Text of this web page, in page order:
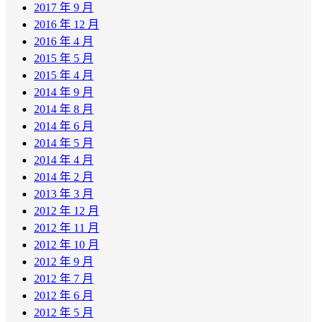
2017 年 9 月
2016 年 12 月
2016 年 4 月
2015 年 5 月
2015 年 4 月
2014 年 9 月
2014 年 8 月
2014 年 6 月
2014 年 5 月
2014 年 4 月
2014 年 2 月
2013 年 3 月
2012 年 12 月
2012 年 11 月
2012 年 10 月
2012 年 9 月
2012 年 7 月
2012 年 6 月
2012 年 5 月